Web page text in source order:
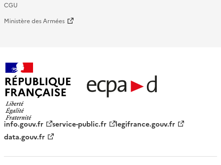
CGU
Ministère des Armées
française - ECPAD
info.gouv.fr service-public.fr
legifrance.gouv.fr
data.gouv.fr